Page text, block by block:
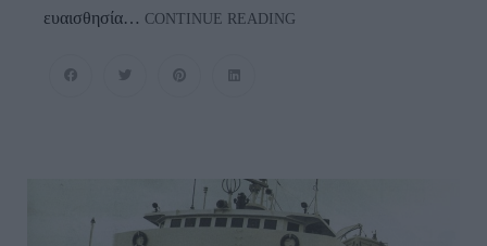
ευαισθησία… CONTINUE READING
Της
Άνδρου